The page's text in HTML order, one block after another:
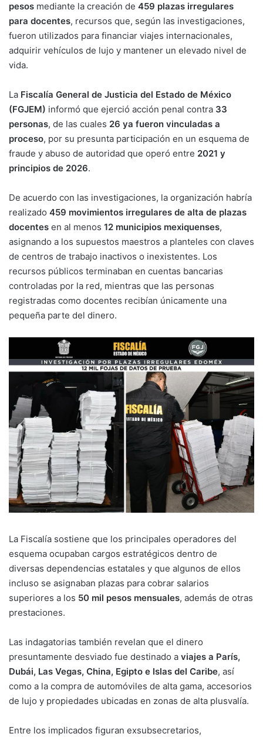
pesos mediante la creación de 459 plazas irregulares
para docentes, recursos que, según las investigaciones,
fueron utilizados para financiar viajes internacionales,
adquirir vehículos de lujo y mantener un elevado nivel de
vida.
La Fiscalía General de Justicia del Estado de México
(FGJEM) informó que ejerció acción penal contra 33
personas, de las cuales 26 ya fueron vinculadas a
proceso, por su presunta participación en un esquema de
fraude y abuso de autoridad que operó entre 2021 y
principios de 2026.
De acuerdo con las investigaciones, la organización habría
realizado 459 movimientos irregulares de alta de plazas
docentes en al menos 12 municipios mexiquenses,
asignando a los supuestos maestros a planteles con claves
de centros de trabajo inactivos o inexistentes. Los
recursos públicos terminaban en cuentas bancarias
controladas por la red, mientras que las personas
registradas como docentes recibían únicamente una
pequeña parte del dinero.
La Fiscalía sostiene que los principales operadores del
esquema ocupaban cargos estratégicos dentro de
diversas dependencias estatales y que algunos de ellos
incluso se asignaban plazas para cobrar salarios
superiores a los 50 mil pesos mensuales, además de otras
prestaciones.
Las indagatorias también revelan que el dinero
presuntamente desviado fue destinado a viajes a París,
Dubái, Las Vegas, China, Egipto e Islas del Caribe, así
como a la compra de automóviles de alta gama, accesorios
de lujo y propiedades ubicadas en zonas de alta plusvalía.
Entre los implicados figuran exsubsecretarios,